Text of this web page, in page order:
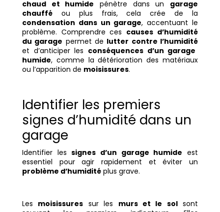
chaud et humide pénètre dans un garage
chaufféou plus frais, cela crée de la
condensation dans un garage, accentuant le
problème. Comprendre ces causes d’humidité
du garage permet de lutter contre l’humidité
et d’anticiper les conséquences d’un garage
humide, comme la détérioration des matériaux
ou l’apparition de moisissures.
Identifier les premiers
signes d’humidité dans un
garage
Identifier lessignes d’un garage humide est
essentiel pour agir rapidement et éviter un
problème d’humiditéplus grave.
Les moisissures sur les murs et le solsont